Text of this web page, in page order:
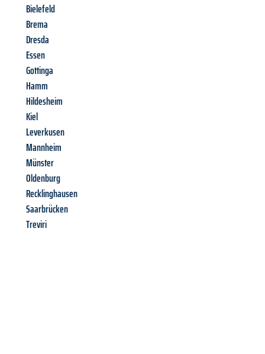
Bielefeld
Brema
Dresda
Essen
Gottinga
Hamm
Hildesheim
Kiel
Leverkusen
Mannheim
Münster
Oldenburg
Recklinghausen
Saarbrücken
Treviri